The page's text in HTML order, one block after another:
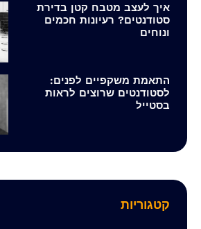
איך לעצב מטבח קטן בדירת
סטודנטים? רעיונות חכמים
ונוחים
התאמת משקפיים לפנים:
לסטודנטים שרוצים לראות
בסטייל
קטגוריות